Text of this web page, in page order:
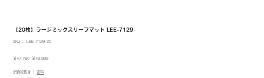
【20枚】ラージミックスリーフマット LEE-7129
SKU：
SKU：
20
LEE-7129-20
元
価
￥47,760
セ
ル
￥43,939
消費税抜き | 送料